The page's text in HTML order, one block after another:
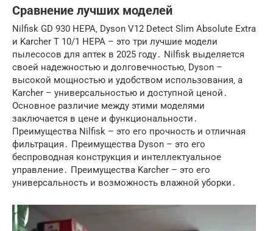
Сравнение лучших моделей
Nilfisk GD 930 HEPA‚ Dyson V12 Detect Slim Absolute Extra
и Karcher T 10/1 HEPA – это три лучшие модели
пылесосов для аптек в 2025 году․ Nilfisk выделяется
своей надежностью и долговечностью‚ Dyson –
высокой мощностью и удобством использования‚ а
Karcher – универсальностью и доступной ценой․
Основное различие между этими моделями
заключается в цене и функциональности․
Преимущества Nilfisk – это его прочность и отличная
фильтрация․ Преимущества Dyson – это его
беспроводная конструкция и интеллектуальное
управление․ Преимущества Karcher – это его
универсальность и возможность влажной уборки․